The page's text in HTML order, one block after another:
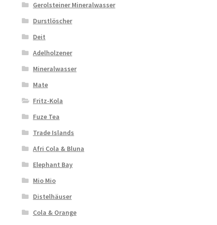
Gerolsteiner Mineralwasser
Durstlöscher
Deit
Adelholzener
Mineralwasser
Mate
Fritz-Kola
Fuze Tea
Trade Islands
Afri Cola & Bluna
Elephant Bay
Mio Mio
Distelhäuser
Cola & Orange